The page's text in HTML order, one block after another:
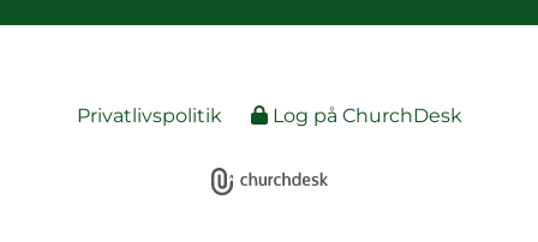
Privatlivspolitik Log på ChurchDesk